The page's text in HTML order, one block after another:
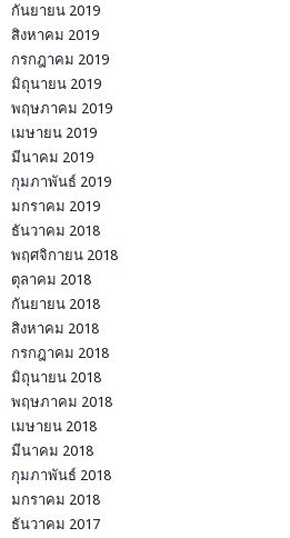
กันยายน 2019
สิงหาคม 2019
กรกฎาคม 2019
มิถุนายน 2019
พฤษภาคม 2019
เมษายน 2019
มีนาคม 2019
กุมภาพันธ์ 2019
มกราคม 2019
ธันวาคม 2018
พฤศจิกายน 2018
ตุลาคม 2018
กันยายน 2018
สิงหาคม 2018
กรกฎาคม 2018
มิถุนายน 2018
พฤษภาคม 2018
เมษายน 2018
มีนาคม 2018
กุมภาพันธ์ 2018
มกราคม 2018
ธันวาคม 2017